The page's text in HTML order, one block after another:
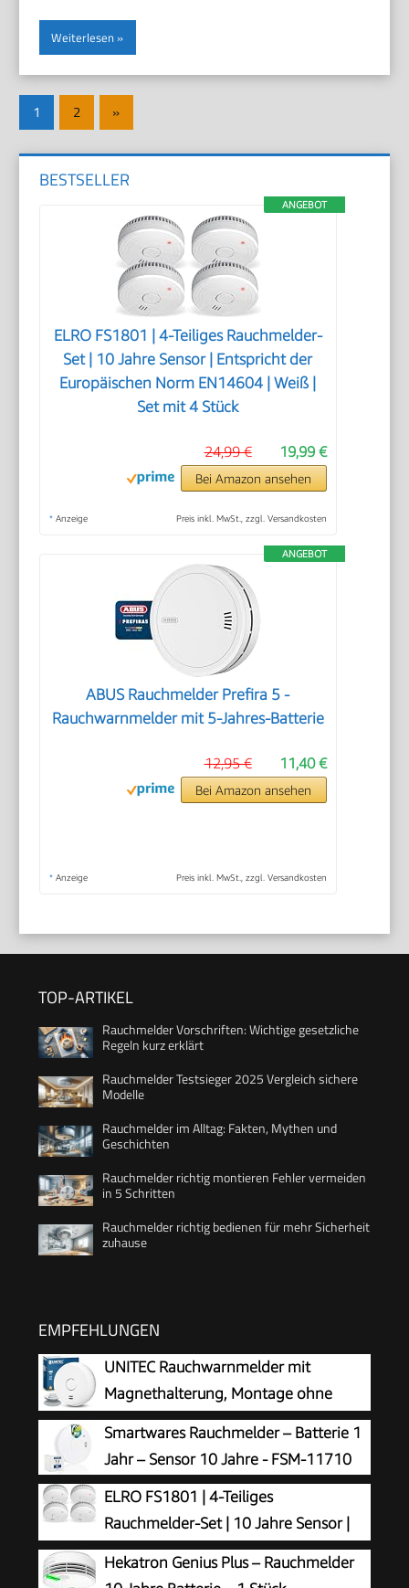
Weiterlesen
Seitennummerierung
der
Beiträge
1 2
Nächste
Beiträge
»
BESTSELLER
ANGEBOT
ELRO FS1801 | 4-Teiliges Rauchmelder-
Set | 10 Jahre Sensor | Entspricht der
Europäischen Norm EN14604 | Weiß |
Set mit 4 Stück
19,99 €
24,99 €
Bei Amazon ansehen
* Anzeige Preis inkl. MwSt., zzgl. Versandkosten
ANGEBOT
ABUS Rauchmelder Prefira 5 -
Rauchwarnmelder mit 5-Jahres-Batterie
11,40 €
12,95 €
Bei Amazon ansehen
* Anzeige Preis inkl. MwSt., zzgl. Versandkosten
TOP-ARTIKEL
Rauchmelder Vorschriften: Wichtige gesetzliche
Regeln kurz erklärt
Rauchmelder Testsieger 2025 Vergleich sichere
Modelle
Rauchmelder im Alltag: Fakten, Mythen und
Geschichten
Rauchmelder richtig montieren Fehler vermeiden
in 5 Schritten
Rauchmelder richtig bedienen für mehr Sicherheit
zuhause
EMPFEHLUNGEN
UNITEC Rauchwarnmelder mit
Magnethalterung, Montage ohne
Werkzeug und Bohren, mit starken 3M
Klebepads für sicheren Halt, mit LED-
Funktionsanzeige, Alarm bei Rauchentwicklung
mit 85 dB
Smartwares Rauchmelder – Batterie 1
Jahr – Sensor 10 Jahre - FSM-11710
ELRO FS1801 | 4-Teiliges
Rauchmelder-Set | 10 Jahre Sensor |
Entspricht der Europäischen Norm EN14604 |
Weiß | Set mit 4 Stück
Hekatron Genius Plus – Rauchmelder